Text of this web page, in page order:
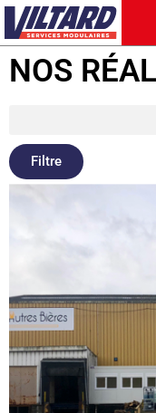
NOS
Filtre